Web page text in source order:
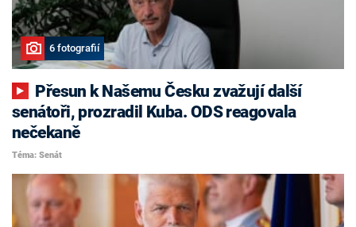
6 fotografií
senátoři, prozradil Kuba. ODS reagovala
nečekaně
Téma: Senát